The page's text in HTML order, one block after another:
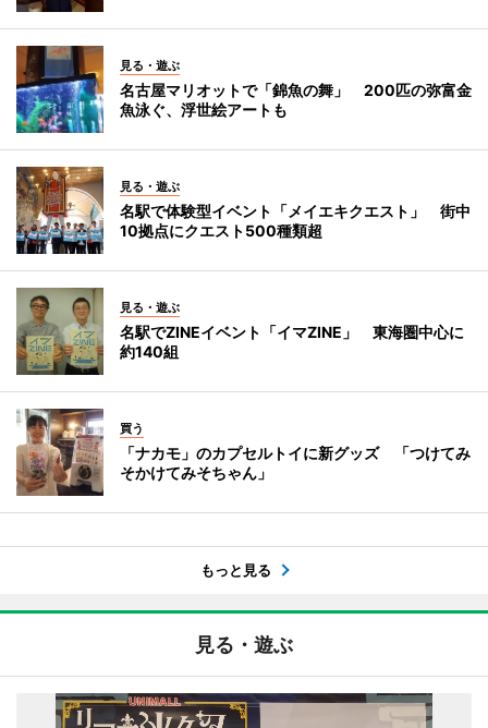
見る・遊ぶ
名古屋マリオットで「錦魚の舞」 200匹の弥富金
魚泳ぐ、浮世絵アートも
見る・遊ぶ
名駅で体験型イベント「メイエキクエスト」 街中
10拠点にクエスト500種類超
見る・遊ぶ
名駅でZINEイベント「イマZINE」 東海圏中心に
約140組
買う
「ナカモ」のカプセルトイに新グッズ 「つけてみ
そかけてみそちゃん」
もっと見る
見る・遊ぶ